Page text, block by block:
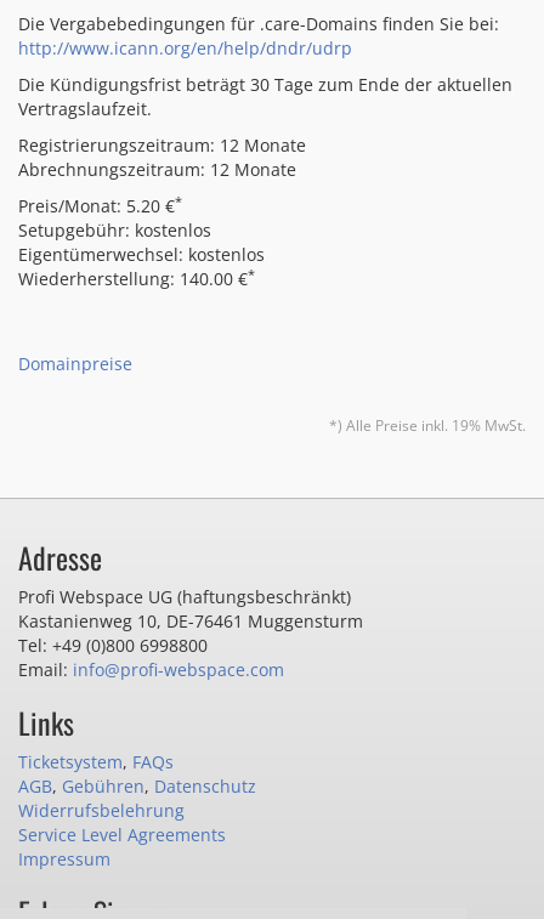
Die Vergabebedingungen für .care-Domains finden Sie bei:
http://www.icann.org/en/help/dndr/udrp
Die Kündigungsfrist beträgt 30 Tage zum Ende der aktuellen
Vertragslaufzeit.
Registrierungszeitraum: 12 Monate
Abrechnungszeitraum: 12 Monate
Preis/Monat: 5.20 €*
Setupgebühr: kostenlos
Eigentümerwechsel: kostenlos
Wiederherstellung: 140.00 €*
Domainpreise
*) Alle Preise inkl. 19% MwSt.
Adresse
Profi Webspace UG (haftungsbeschränkt)
Kastanienweg 10, DE-76461 Muggensturm
Tel: +49 (0)800 6998800
Email: info@profi-webspace.com
Links
Ticketsystem, FAQs
AGB, Gebühren, Datenschutz
Widerrufsbelehrung
Service Level Agreements
Impressum